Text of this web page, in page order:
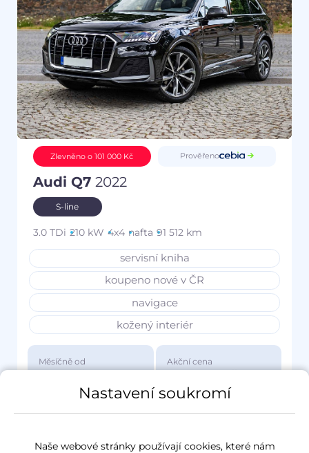
Zlevněno o 101 000 Kč Prověřeno
Audi Q7 2022
S-line
3.0 TDi 210 kW 4x4 nafta 91 512 km
servisní kniha
koupeno nové v ČR
navigace
kožený interiér
Měsíčně od
3 417 Kč
Akční cena
1 149 000 Kč
Nastavení soukromí
Naše webové stránky používají cookies, které nám